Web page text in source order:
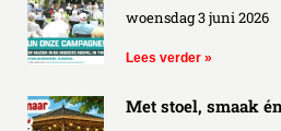
woensdag 3 juni 2026
Lees verder »
Met stoel, smaak